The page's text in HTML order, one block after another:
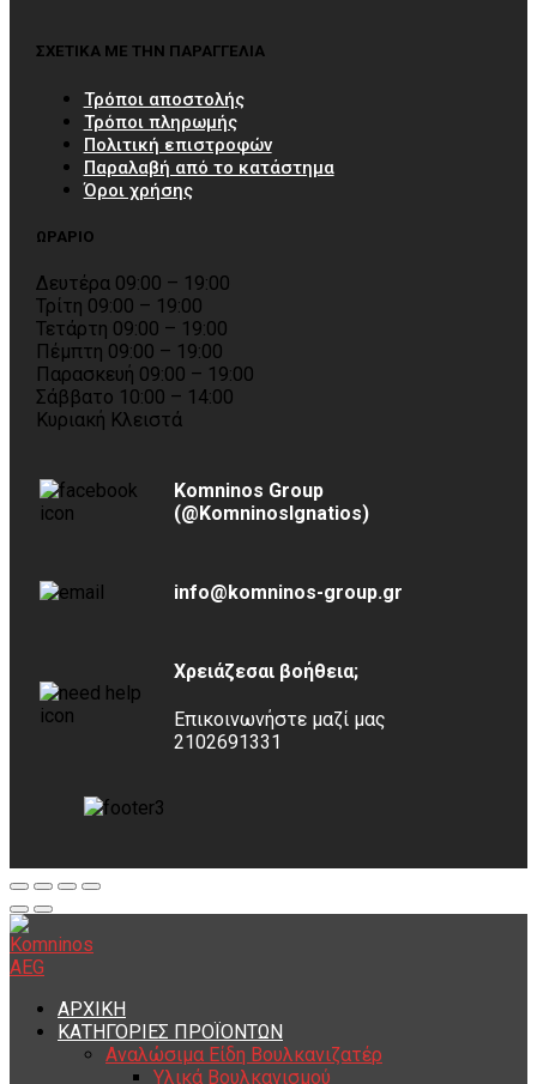
ΣΧΕΤΙΚΑ ΜΕ ΤΗΝ ΠΑΡΑΓΓΕΛΙΑ
Τρόποι αποστολής
Τρόποι πληρωμής
Πολιτική επιστροφών
Παραλαβή από το κατάστημα
Όροι χρήσης
ΩΡΑΡΙΟ
Δευτέρα 09:00 – 19:00
Τρίτη 09:00 – 19:00
Τετάρτη 09:00 – 19:00
Πέμπτη 09:00 – 19:00
Παρασκευή 09:00 – 19:00
Σάββατο 10:00 – 14:00
Κυριακή Κλειστά
Komninos Group
(@KomninosIgnatios)
info@komninos-group.gr
Χρειάζεσαι βοήθεια;
Επικοινωνήστε μαζί μας
2102691331
ΑΡΧΙΚΗ
ΚΑΤΗΓΟΡΙΕΣ ΠΡΟΪΟΝΤΩΝ
Αναλώσιμα Είδη Βουλκανιζατέρ
Υλικά Βουλκανισμού